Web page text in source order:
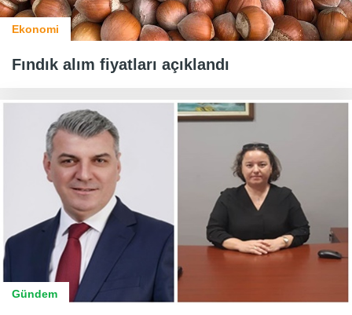
Ekonomi
Fındık alım fiyatları açıklandı
Gündem